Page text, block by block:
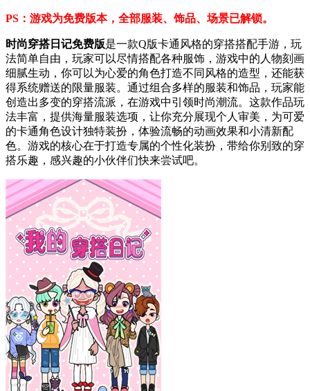
PS：游戏为免费版本，全部服装、饰品、场景已解锁。
时尚穿搭日记免费版是一款Q版卡通风格的穿搭搭配手游，玩
法简单自由，玩家可以尽情搭配各种服饰，游戏中的人物刻画
细腻生动，你可以为心爱的角色打造不同风格的造型，还能获
得系统赠送的限量服装。通过组合多样的服装和饰品，玩家能
创造出多变的穿搭流派，在游戏中引领时尚潮流。这款作品玩
法丰富，提供海量服装选项，让你充分展现个人审美，为可爱
的卡通角色设计独特装扮，体验流畅的动画效果和小清新配
色。游戏的核心在于打造专属的个性化装扮，带给你别致的穿
搭乐趣，感兴趣的小伙伴们快来尝试吧。